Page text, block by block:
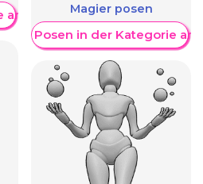
Magier posen
Posen in der Kategorie